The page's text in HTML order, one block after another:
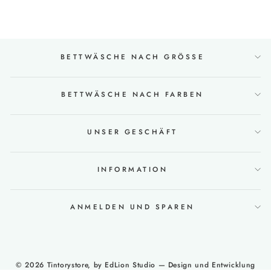
BETTWÄSCHE NACH GRÖSSE
BETTWÄSCHE NACH FARBEN
UNSER GESCHÄFT
INFORMATION
ANMELDEN UND SPAREN
© 2026 Tintorystore, by EdLion Studio — Design und Entwicklung